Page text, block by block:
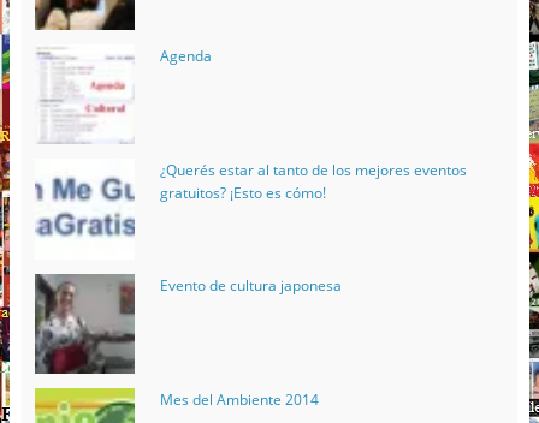
Agenda
¿Querés estar al tanto de los mejores eventos
gratuitos? ¡Esto es cómo!
Evento de cultura japonesa
Mes del Ambiente 2014